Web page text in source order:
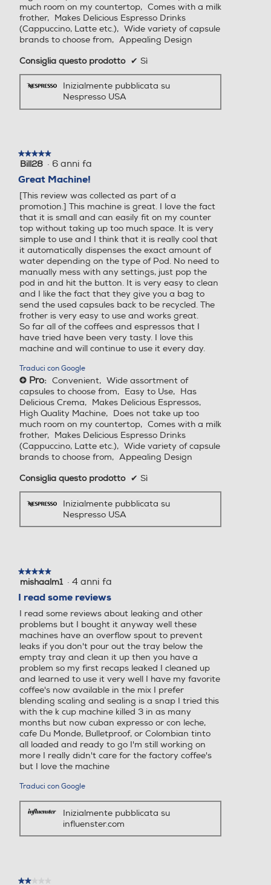
rcode 5 misure per le tue b
evande: Espresso (40 ml),
Doppio espresso (80 ml), G
30 ml) e Alto (414 ml) La m
acchina offre risultati ottim
ali in tazza per ogni miscela
utilizzando una preparazio
on 4 posizione. Spegniment
o automatico dopo 2 minuti
Serbatoio acqua removibil
e
Serbatoio acqua removibil
e
much room on my countertop, Comes with a milk
frother, Makes Delicious Espresso Drinks
(Cappuccino, Latte etc.), Wide variety of capsule
brands to choose from, Appealing Design
Consiglia questo prodotto ✔ Sì
Inizialmente pubblicata su
Nespresso USA
★★★★★
★★★★★
5
stelle.
Bill28 · 6 anni fa
Great Machine!
[This review was collected as part of a
promotion.] This machine is great. I love the fact
that it is small and can easily fit on my counter
top without taking up too much space. It is very
simple to use and I think that it is really cool that
it automatically dispenses the exact amount of
water depending on the type of Pod. No need to
manually mess with any settings, just pop the
pod in and hit the button. It is very easy to clean
and I like the fact that they give you a bag to
send the used capsules back to be recycled. The
frother is very easy to use and works great.
So far all of the coffees and espressos that I
have tried have been very tasty. I love this
machine and will continue to use it every day.
Traduci con Google
+ Pro: Convenient, Wide assortment of
capsules to choose from, Easy to Use, Has
Delicious Crema, Makes Delicious Espressos,
High Quality Machine, Does not take up too
much room on my countertop, Comes with a milk
frother, Makes Delicious Espresso Drinks
(Cappuccino, Latte etc.), Wide variety of capsule
brands to choose from, Appealing Design
Consiglia questo prodotto ✔ Sì
Inizialmente pubblicata su
Nespresso USA
★★★★★
★★★★★
5
5
stelle.
mishaalm1 · 4 anni fa
I read some reviews
I read some reviews about leaking and other
problems but I bought it anyway well these
machines have an overflow spout to prevent
leaks if you don't pour out the tray below the
empty tray and clean it up then you have a
problem so my first recaps leaked I cleaned up
and learned to use it very well I have my favorite
coffee's now available in the mix I prefer
blending scaling and sealing is a snap I tried this
with the k cup machine killed 3 in as many
months but now cuban expresso or con leche,
cafe Du Monde, Bulletproof, or Colombian tinto
all loaded and ready to go I'm still working on
more I really didn't care for the factory coffee's
but I love the machine
Traduci con Google
Inizialmente pubblicata su
influenster.com
★★★★★
★★★★★